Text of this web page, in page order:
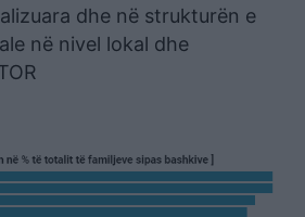
dhe në strukturën e
në nivel lokal dhe